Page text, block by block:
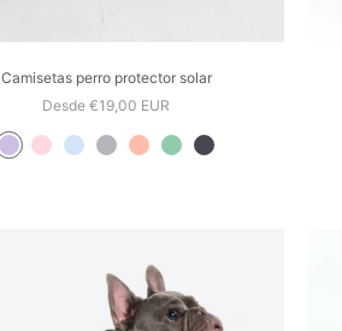
Camisetas perro protector solar
Desde €19,00 EUR